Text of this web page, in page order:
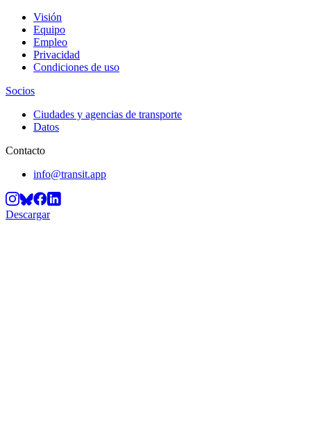
Visión
Equipo
Empleo
Privacidad
Condiciones de uso
Socios
Ciudades y agencias de transporte
Datos
Contacto
info@transit.app
Descargar